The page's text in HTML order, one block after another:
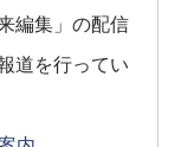
編集」の配信
道を行ってい